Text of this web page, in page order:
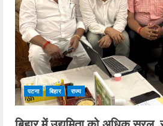
पटना बिहार राज्य